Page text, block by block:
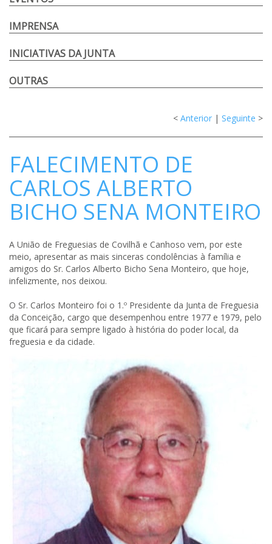
IMPRENSA
INICIATIVAS DA JUNTA
OUTRAS
< Anterior | Seguinte >
FALECIMENTO DE
CARLOS ALBERTO
BICHO SENA MONTEIRO
A União de Freguesias de Covilhã e Canhoso vem, por este
meio, apresentar as mais sinceras condolências à família e
amigos do Sr. Carlos Alberto Bicho Sena Monteiro, que hoje,
infelizmente, nos deixou.
O Sr. Carlos Monteiro foi o 1.º Presidente da Junta de Freguesia
da Conceição, cargo que desempenhou entre 1977 e 1979, pelo
que ficará para sempre ligado à história do poder local, da
freguesia e da cidade.